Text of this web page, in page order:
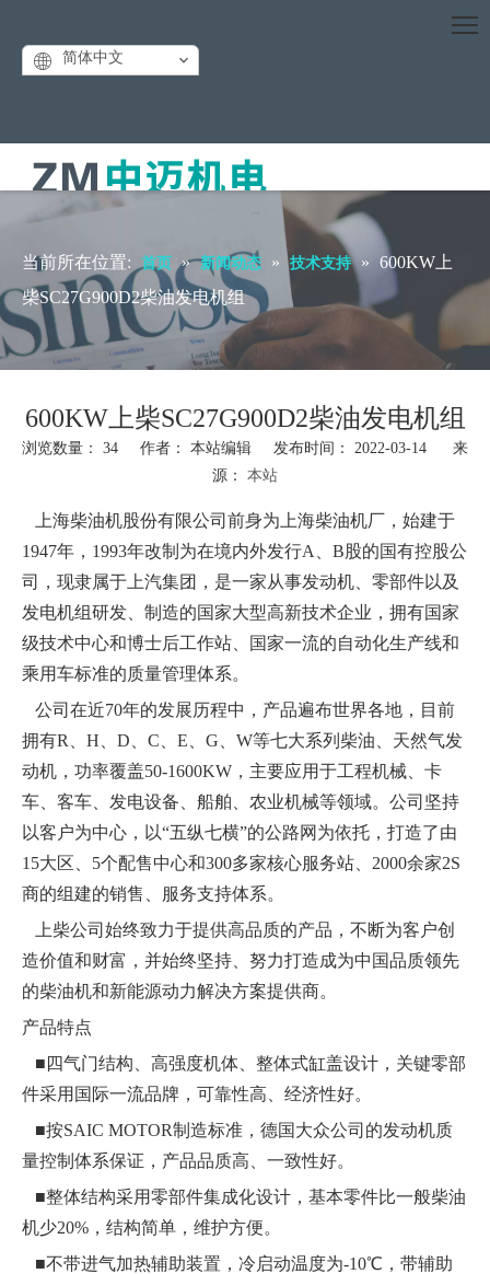
简体中文
当前所在位置: 首页 » 新闻动态 » 技术支持 » 600KW上
柴SC27G900D2柴油发电机组
600KW上柴SC27G900D2柴油发电机组
浏览数量： 34 作者： 本站编辑 发布时间： 2022-03-14 来
源： 本站
上海柴油机股份有限公司前身为上海柴油机厂，始建于
1947年，1993年改制为在境内外发行A、B股的国有控股公
司，现隶属于上汽集团，是一家从事发动机、零部件以及
发电机组研发、制造的国家大型高新技术企业，拥有国家
级技术中心和博士后工作站、国家一流的自动化生产线和
乘用车标准的质量管理体系。
公司在近70年的发展历程中，产品遍布世界各地，目前
拥有R、H、D、C、E、G、W等七大系列柴油、天然气发
动机，功率覆盖50-1600KW，主要应用于工程机械、卡
车、客车、发电设备、船舶、农业机械等领域。公司坚持
以客户为中心，以“五纵七横”的公路网为依托，打造了由
15大区、5个配售中心和300多家核心服务站、2000余家2S
商的组建的销售、服务支持体系。
上柴公司始终致力于提供高品质的产品，不断为客户创
造价值和财富，并始终坚持、努力打造成为中国品质领先
的柴油机和新能源动力解决方案提供商。
产品特点
■四气门结构、高强度机体、整体式缸盖设计，关键零部
件采用国际一流品牌，可靠性高、经济性好。
■按SAIC MOTOR制造标准，德国大众公司的发动机质
量控制体系保证，产品品质高、一致性好。
■整体结构采用零部件集成化设计，基本零件比一般柴油
机少20%，结构简单，维护方便。
■不带进气加热辅助装置，冷启动温度为-10℃，带辅助